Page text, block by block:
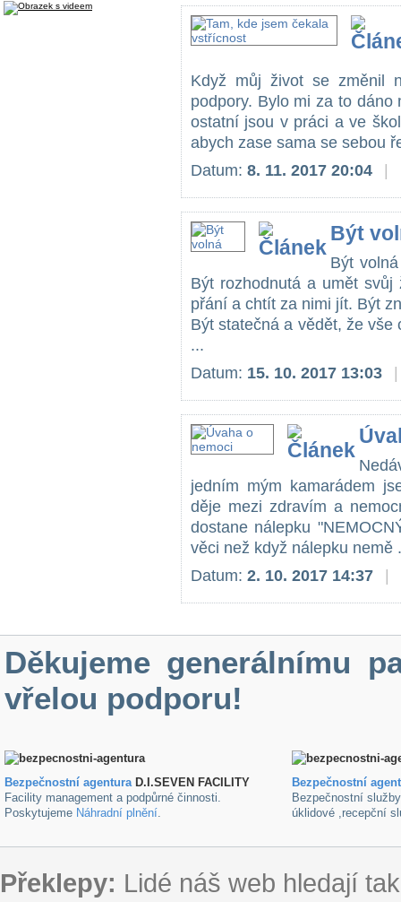
Když můj život se změnil
podpory. Bylo mi za to
ostatní jsou v práci a ve
abych zase sama se sebou
Datum: 8. 11. 2017 20:04
Být
Být
Být rozhodnutá a umět
přání a chtít za nimi jít. Být
Být statečná a vědět, že
...
Datum: 15. 10. 2017 13:03
jedním mým kamarádem
děje mezi zdravím a
dostane nálepku
věci než když nálepku nemě
Datum: 2. 10. 2017 14:37
Děkujeme generálnímu
vřelou podporu!
Bezpečnostní agenturaD.I.SEVEN FACILITY
Facility management a podpůrné činnosti.
Poskytujeme Náhradní plnění.
Bezpečnostní
Bezpečnostní
úklidové ,recepční
Překlepy: Lidé náš web hledají